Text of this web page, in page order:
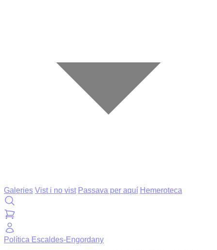
Galeries Vist i no vist Passava per aquí Hemeroteca
Política Escaldes-Engordany